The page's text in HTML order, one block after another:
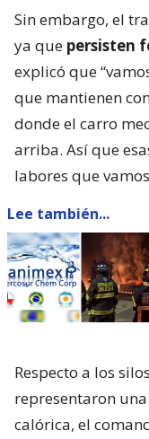
Sin embargo, el
ya que persisten
explicó que
que mantienen
donde el carro
arriba. Así que
labores que
Lee también...
Respecto a los
representaron
calórica, el